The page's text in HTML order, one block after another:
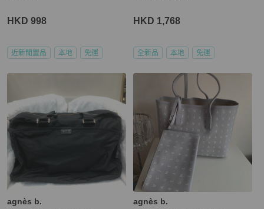
HKD 998
近新閒置品 本地 免運
HKD 1,768
全新品 本地 免運
agnès b. agnès b.